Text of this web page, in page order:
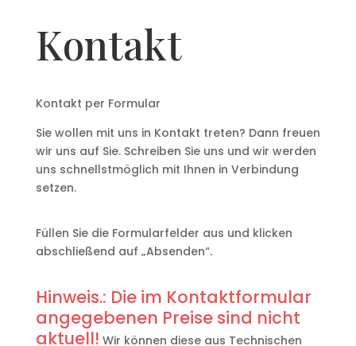
Kontakt
Kontakt per Formular
Sie wollen mit uns in Kontakt treten? Dann freuen
wir uns auf Sie. Schreiben Sie uns und wir werden
uns schnellstmöglich mit Ihnen in Verbindung
setzen.
Füllen Sie die Formularfelder aus und klicken
abschließend auf „Absenden“.
Hinweis.: Die im Kontaktformular
angegebenen Preise sind nicht
aktuell! Wir können diese aus Technischen